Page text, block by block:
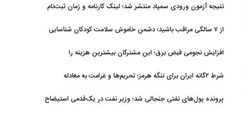
نتیجه آزمون ورودی سمپاد منتشر شد؛ لینک کارنامه و زمان ثبت‌نام
از ۷ سالگی مراقب باشید؛ دشمن خاموش سلامت کودکان شناسایی
افزایش نجومی قبض برق؛ این مشترکان بیشترین هزینه را
شرط ۲گانه ایران برای تنگه هرمز؛ تحریم‌ها و غرامت به معادله
پرونده پول‌های نفتی جنجالی شد؛ وزیر نفت در یک‌قدمی استیضاح